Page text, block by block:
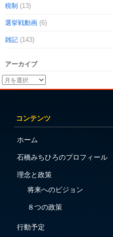
税制 (13)
選挙戦動画 (6)
雑記 (143)
アーカイブ
コンテンツ
ホーム
石橋みちひろのプロフィール
理念と政策
将来へのビジョン
８つの政策
行動予定